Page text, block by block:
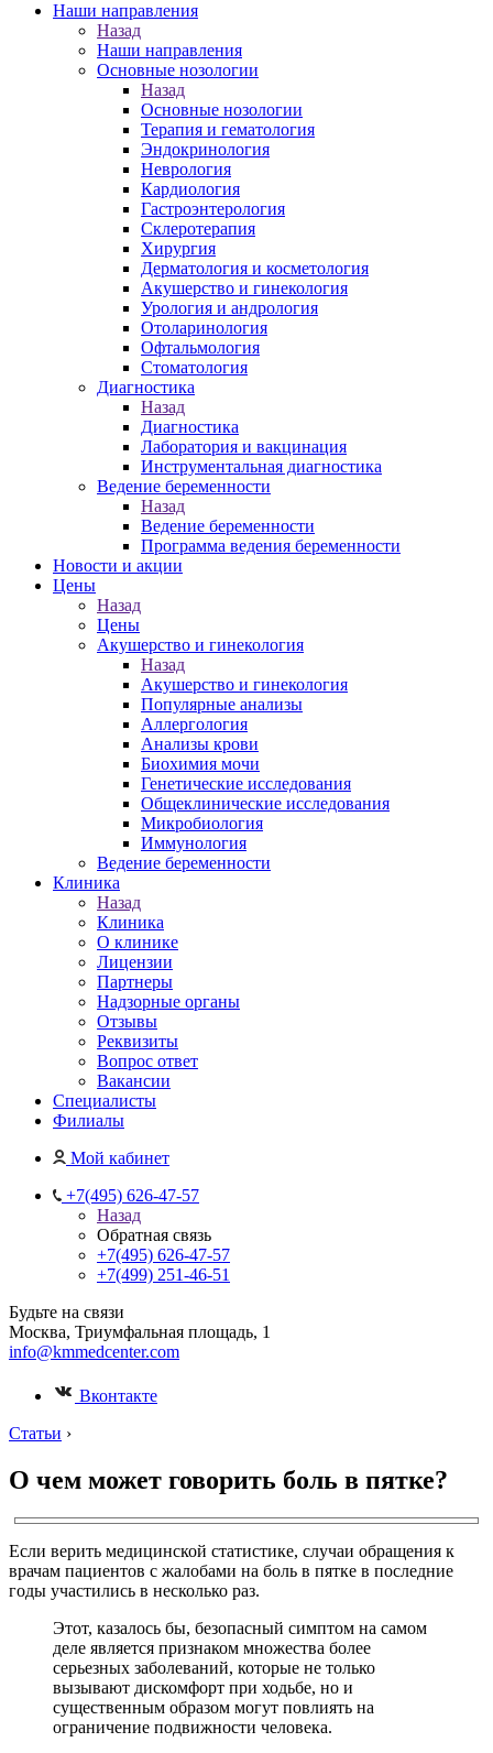
Наши направления
Назад
Наши направления
Основные нозологии
Назад
Основные нозологии
Терапия и гематология
Эндокринология
Неврология
Кардиология
Гастроэнтерология
Склеротерапия
Хирургия
Дерматология и косметология
Акушерство и гинекология
Урология и андрология
Отоларинология
Офтальмология
Стоматология
Диагностика
Назад
Диагностика
Лаборатория и вакцинация
Инструментальная диагностика
Ведение беременности
Назад
Ведение беременности
Программа ведения беременности
Новости и акции
Цены
Назад
Цены
Акушерство и гинекология
Назад
Акушерство и гинекология
Популярные анализы
Аллергология
Анализы крови
Биохимия мочи
Генетические исследования
Общеклинические исследования
Микробиология
Иммунология
Ведение беременности
Клиника
Назад
Клиника
О клинике
Лицензии
Партнеры
Надзорные органы
Отзывы
Реквизиты
Вопрос ответ
Вакансии
Специалисты
Филиалы
Мой кабинет
+7(495) 626-47-57
Назад
Обратная связь
+7(495) 626-47-57
+7(499) 251-46-51
Будьте на связи
Москва, Триумфальная площадь, 1
info@kmmedcenter.com
Вконтакте
Статьи ›
О чем может говорить боль в пятке?
Если верить медицинской статистике, случаи обращения к
врачам пациентов с жалобами на боль в пятке в последние
годы участились в несколько раз.
Этот, казалось бы, безопасный симптом на самом
деле является признаком множества более
серьезных заболеваний, которые не только
вызывают дискомфорт при ходьбе, но и
существенным образом могут повлиять на
ограничение подвижности человека.